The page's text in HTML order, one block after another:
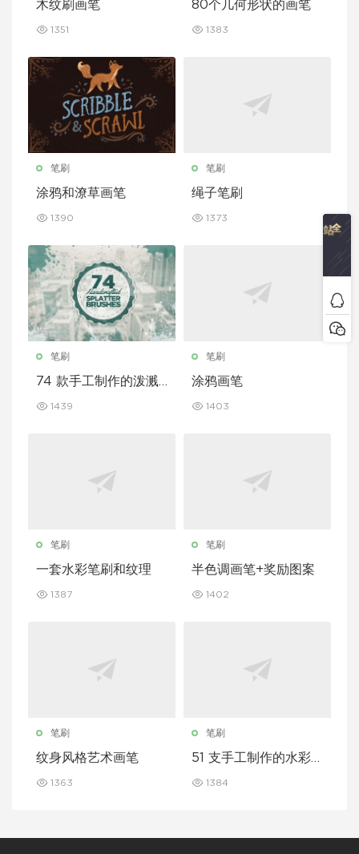
木纹刷画笔
1351
80个几何形状的画笔
1383
笔刷
涂鸦和潦草画笔
1390
笔刷
绳子笔刷
1373
笔刷
74 款手工制作的泼溅
1439
笔刷
涂鸦画笔
1403
笔刷
一套水彩笔刷和纹理
1387
笔刷
半色调画笔+奖励图案
1402
笔刷
纹身风格艺术画笔
1363
笔刷
51 支手工制作的水彩
1384